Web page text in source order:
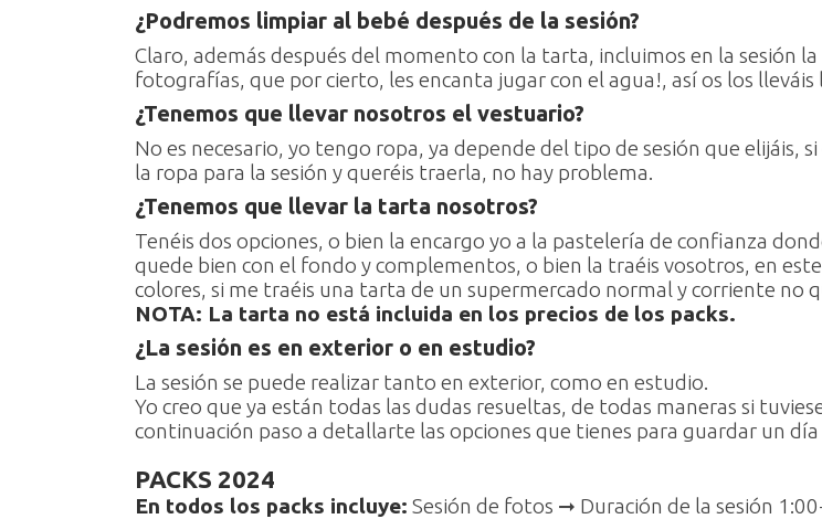
¿Podremos limpiar al bebé después de la sesión?
Claro, además después del momento con la tarta, incluimos en la sesión
fotografías, que por cierto, les encanta jugar con el agua!, así os los lleváis
¿Tenemos que llevar nosotros el vestuario?
No es necesario, yo tengo ropa, ya depende del tipo de sesión que elijáis,
la ropa para la sesión y queréis traerla, no hay problema.
¿Tenemos que llevar la tarta nosotros?
Tenéis dos opciones, o bien la encargo yo a la pastelería de confianza
quede bien con el fondo y complementos, o bien la traéis vosotros, en
colores, si me traéis una tarta de un supermercado normal y corriente no
NOTA: La tarta no está incluida en los precios de los packs.
¿La sesión es en exterior o en estudio?
La sesión se puede realizar tanto en exterior, como en estudio.
Yo creo que ya están todas las dudas resueltas, de todas maneras si
continuación paso a detallarte las opciones que tienes para guardar un día
PACKS 2024
En todos los packs incluye: Sesión de fotos ➞ Duración de la sesión